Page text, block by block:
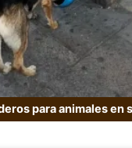
para animales en